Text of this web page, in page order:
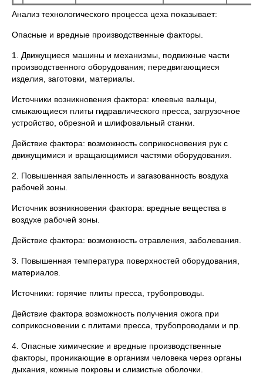
Анализ технологического процесса цеха показывает:
Опасные и вредные производственные факторы.
1. Движущиеся машины и механизмы, подвижные части
производственного оборудования; передвигающиеся
изделия, заготовки, материалы.
Источники возникновения фактора: клеевые вальцы,
смыкающиеся плиты гидравлического пресса, загрузочное
устройство, обрезной и шлифовальный станки.
Действие фактора: возможность соприкосновения рук с
движущимися и вращающимися частями оборудования.
2. Повышенная запыленность и загазованность воздуха
рабочей зоны.
Источник возникновения фактора: вредные вещества в
воздухе рабочей зоны.
Действие фактора: возможность отравления, заболевания.
3. Повышенная температура поверхностей оборудования,
материалов.
Источники: горячие плиты пресса, трубопроводы.
Действие фактора возможность получения ожога при
соприкосновении с плитами пресса, трубопроводами и пр.
4. Опасные химические и вредные производственные
факторы, проникающие в организм человека через органы
дыхания, кожные покровы и слизистые оболочки.